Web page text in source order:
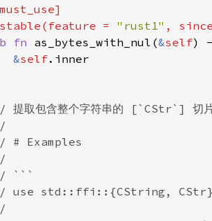
=
"rust1" ,
fn as_bytes_with_nul(&self)
&self.inner
取包含整个字符串的 [`CStr`] 切
# Examples
```
use std::ffi::{CString,